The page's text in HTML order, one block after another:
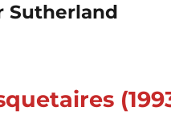
Sutherland